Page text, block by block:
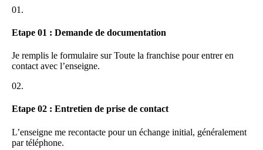
charge de la Recherche et Développement, pour garantir un
pour vous les outils digitaux de demain, ce qui nous permet de les
proposer à nos clients bien avant vos concurrents.
POURQUOI CHOISIR INWIN
Une formation
Une offre différenciante et innovante
01.
Etape 01 : Demande de documentation
Je remplis le formulaire sur Toute la franchise pour entrer en
contact avec l’enseigne.
02.
Etape 02 : Entretien de prise de contact
L’enseigne me recontacte pour un échange initial, généralement
par téléphone.